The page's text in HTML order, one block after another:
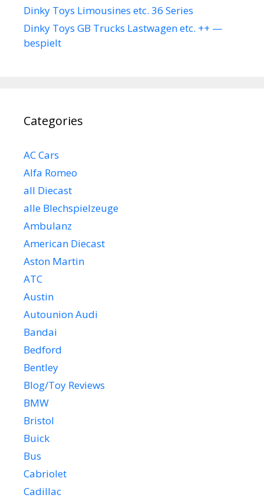
Dinky Toys Limousines etc. 36 Series
Dinky Toys GB Trucks Lastwagen etc. ++ —
bespielt
Categories
AC Cars
Alfa Romeo
all Diecast
alle Blechspielzeuge
Ambulanz
American Diecast
Aston Martin
ATC
Austin
Autounion Audi
Bandai
Bedford
Bentley
Blog/Toy Reviews
BMW
Bristol
Buick
Bus
Cabriolet
Cadillac